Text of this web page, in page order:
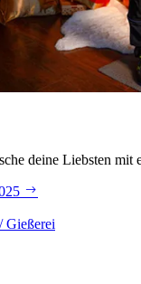
deine Liebsten
Gießerei